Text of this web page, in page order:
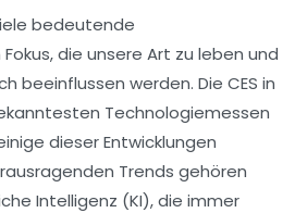
bedeutende
Fokus, die unsere Art zu leben und
beeinflussen werden. Die CES in
Technologiemessen
dieser Entwicklungen
Trends gehören
Intelligenz (KI), die immer